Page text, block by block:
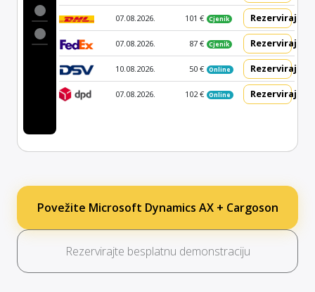
07.08.2026. 101 € Cjenik Rezerviraj
07.08.2026. 87 € Cjenik Rezerviraj
10.08.2026. 50 € Online Rezerviraj
07.08.2026. 102 € Online Rezerviraj
Povežite Microsoft Dynamics AX + Cargoson
Rezervirajte besplatnu demonstraciju